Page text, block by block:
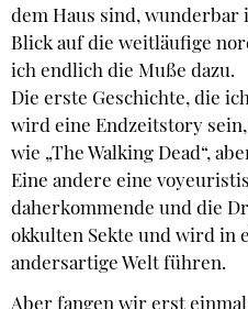
dem Haus sind,
Blick auf die weitläufige
ich endlich die Muße dazu.
Die erste Geschichte, die
wird eine Endzeitstory
wie „The Walking Dead“,
Eine andere eine
daherkommende und die
okkulten Sekte und wird in
andersartige Welt führen.
Aber fangen wir erst